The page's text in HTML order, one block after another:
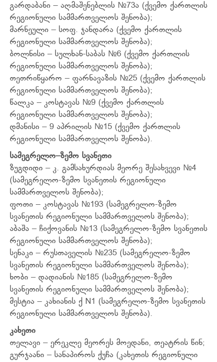
გარდაბანი – აღმაშენებლის №73ა (ქვემო ქართლის
რეგიონული სამმართველოს შენობა);
მარნეული – სოფ. ჯანდარა (ქვემო ქართლის
რეგიონული სამმართველოს შენობა);
ბოლნისი – სულხან-საბას №6 (ქვემო ქართლის
რეგიონული სამმართველოს შენობა);
თეთრიწყარო – ფარნავაზის №25 (ქვემო ქართლის
რეგიონული სამმართველოს შენობა);
წალკა – კოსტავას №9 (ქვემო ქართლის
რეგიონული სამმართველოს შენობა);
დმანისი – 9 აპრილის №15 (ქვემო ქართლის
რეგიონული სამმართველოს შენობა).
სამეგრელო–ზემო სვანეთი
ზუგდიდი – კ. გამსახურდიას მეორე შესახვევი №4
(სამეგრელო-ზემო სვანეთის რეგიონული
სამმართველოს შენობა);
ფოთი – კოსტავას №193 (სამეგრელო-ზემო
სვანეთის რეგიონული სამმართველოს შენობა);
აბაშა – ჩიქოვანის №13 (სამეგრელო-ზემო სვანეთის
რეგიონული სამმართველოს შენობა);
სენაკი – რუსთაველის №235 (სამეგრელო-ზემო
სვანეთის რეგიონული სამმართველოს შენობა);
ხობი – დადიანის №185 (სამეგრელო-ზემო
სვანეთის რეგიონული სამმართველოს შენობა);
მესტია – კახიანის ქ N1 (სამეგრელო-ზემო სვანეთის
რეგიონული სამმართველოს შენობა).
კახეთი
თელავი – ერეკლე მეორეს მოედანი, თეატრის წინ;
გურჯაანი – სანაპიროს ქუჩა (კახეთის რეგიონული